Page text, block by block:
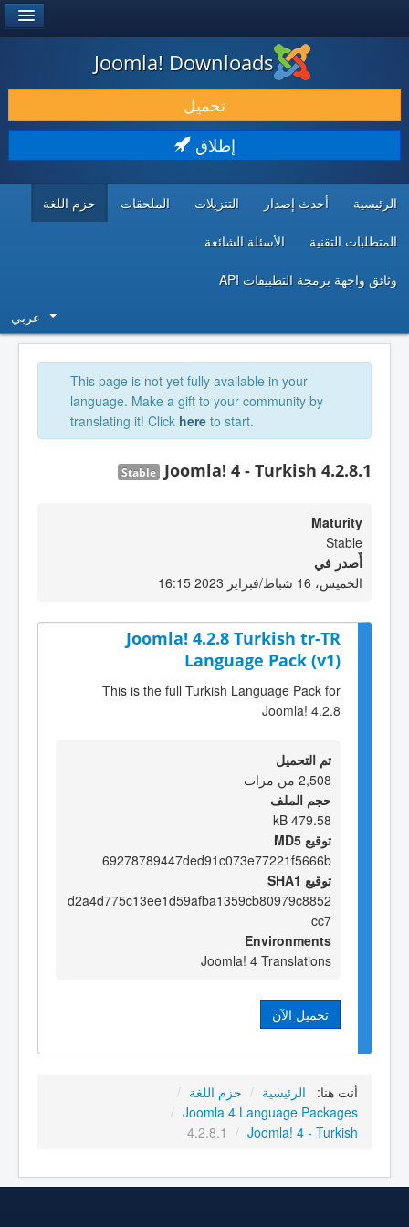
حمل & ومدد
اكتشف & تعلم
Joomla! Downloads
تحميل
إطلاق
الرئيسية أحدث إصدار التنزيلات الملحقات حزم اللغة
المتطلبات التقنية الأسئلة الشائعة
وثائق واجهة برمجة التطبيقات API
عربي
This page is not yet fully available in your
language. Make a gift to your community by
translating it! Click here to start.
Joomla! 4 - Turkish 4.2.8.1
Stable
Maturity
Stable
أٌصدر في
الخميس، 16 شباط/فبراير 2023 16:15
Joomla! 4.2.8 Turkish tr-TR
Language Pack (v1)
This is the full Turkish Language Pack for
Joomla! 4.2.8
تم التحميل
2,508 من مرات
حجم الملف
479.58 kB
توقيع MD5
69278789447ded91c073e77221f5666b
توقيع SHA1
d2a4d775c13ee1d59afba1359cb80979c8852
cc7
Environments
Joomla! 4 Translations
تحميل الآن
أنت هنا: الرئيسية / حزم اللغة /
Joomla 4 Language Packages
/
Joomla! 4 - Turkish
/
4.2.8.1